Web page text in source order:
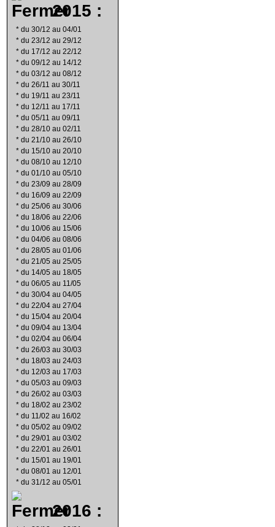
2015 :
* du 30/12 au 04/01
* du 23/12 au 29/12
* du 17/12 au 22/12
* du 09/12 au 14/12
* du 03/12 au 08/12
* du 26/11 au 30/11
* du 19/11 au 23/11
* du 12/11 au 17/11
* du 05/11 au 09/11
* du 28/10 au 02/11
* du 21/10 au 26/10
* du 15/10 au 20/10
* du 08/10 au 12/10
* du 01/10 au 05/10
* du 23/09 au 28/09
* du 16/09 au 22/09
* du 25/06 au 30/06
* du 18/06 au 22/06
* du 10/06 au 15/06
* du 04/06 au 08/06
* du 28/05 au 01/06
* du 21/05 au 25/05
* du 14/05 au 18/05
* du 06/05 au 11/05
* du 30/04 au 04/05
* du 22/04 au 27/04
* du 15/04 au 20/04
* du 09/04 au 13/04
* du 02/04 au 06/04
* du 26/03 au 30/03
* du 18/03 au 24/03
* du 12/03 au 17/03
* du 05/03 au 09/03
* du 26/02 au 03/03
* du 18/02 au 23/02
* du 11/02 au 16/02
* du 05/02 au 09/02
* du 29/01 au 03/02
* du 22/01 au 26/01
* du 15/01 au 19/01
* du 08/01 au 12/01
* du 31/12 au 05/01
2016 :